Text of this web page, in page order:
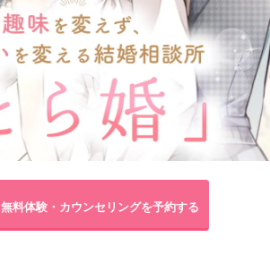
無料体験・カウンセリングを予約する